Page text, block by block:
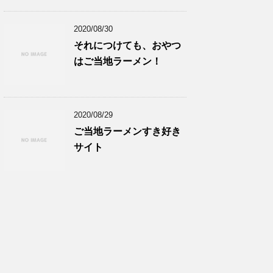
2020/08/30
それにつけても、おやつ
はご当地ラーメン！
2020/08/29
ご当地ラーメンすき好き
サイト